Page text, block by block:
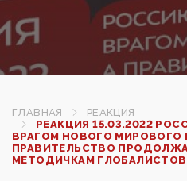
ГЛАВНАЯ
РЕАКЦИЯ
РЕАКЦИЯ 15.03.2022
ВРАГОМ НОВОГО МИРОВОГО
ПРАВИТЕЛЬСТВО
МЕТОДИЧКАМ ГЛОБАЛИСТОВ